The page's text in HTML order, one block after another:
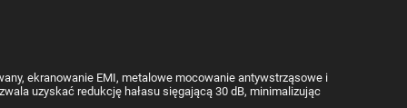
ekranowanie EMI, metalowe mocowanie antywstrząsowe i
uzyskać redukcję hałasu sięgającą 30 dB, minimalizując